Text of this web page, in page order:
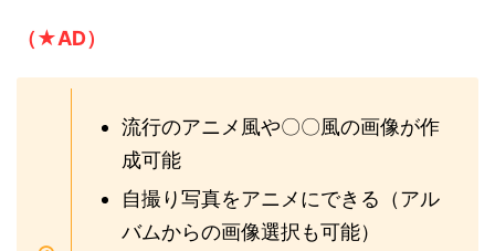
（★AD）
流行のアニメ風や〇〇風の画像が作
成可能
自撮り写真をアニメにできる（アル
バムからの画像選択も可能）